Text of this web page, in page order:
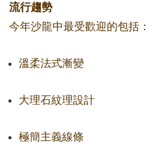
流行趨勢
今年沙龍中最受歡迎的包括：
溫柔法式漸變
大理石紋理設計
極簡主義線條